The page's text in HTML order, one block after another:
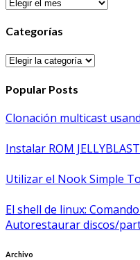
Categorías
Categorías
Popular Posts
Clonación multicast
Instalar ROM
Utilizar el Nook Simple
El shell de linux:
Autorestaurar discos/
Archivo